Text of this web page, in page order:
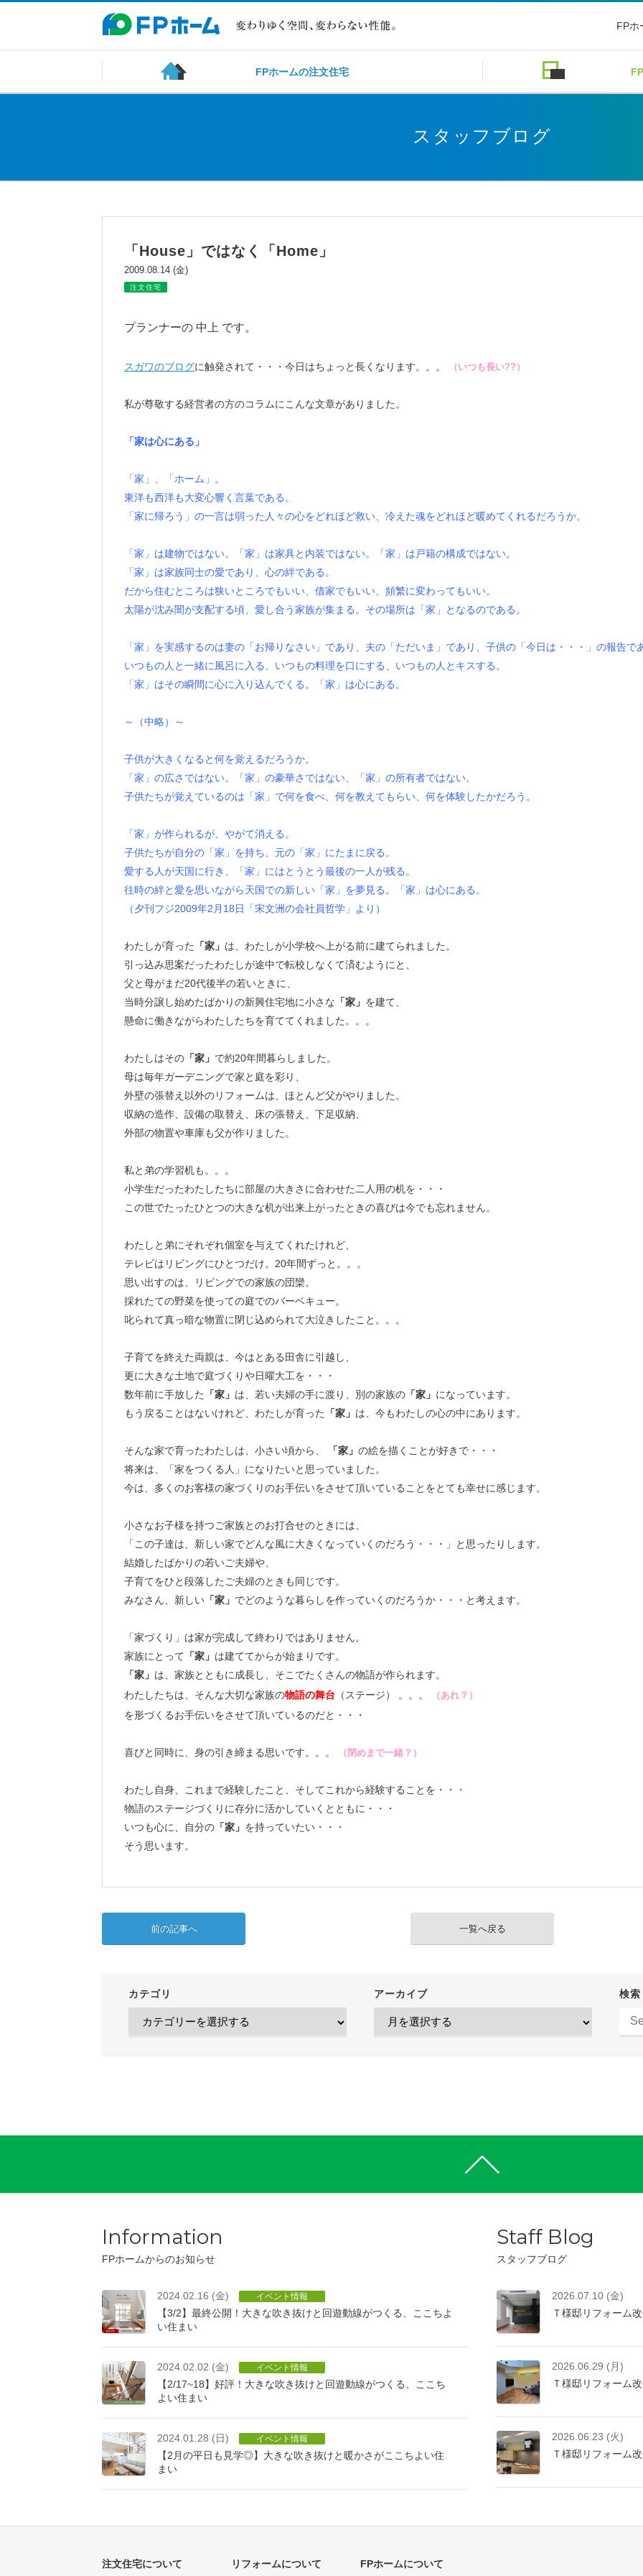
FPホ
FPホームの注文住宅
スタッフブログ
「House」ではなく「Home」
2009.08.14 (金)
注文住宅
プランナーの 中上 です。
スガワのブログに触発されて・・・今日はちょっと長くなります。。。 （いつも長い??）
私が尊敬する経営者の方のコラムにこんな文章がありました。
「家は心にある」
「家」、「ホーム」。
東洋も西洋も大変心響く言葉である。
「家に帰ろう」の一言は弱った人々の心をどれほど救い、冷えた魂をどれほど暖めてくれるだろうか。
「家」は建物ではない。「家」は家具と内装ではない。「家」は戸籍の構成ではない。
「家」は家族同士の愛であり、心の絆である。
だから住むところは狭いところでもいい、借家でもいい、頻繁に変わってもいい。
太陽が沈み闇が支配する頃、愛し合う家族が集まる。その場所は「家」となるのである。
「家」を実感するのは妻の「お帰りなさい」であり、夫の「ただいま」であり、子供の「今日は・・・」の報告で
いつもの人と一緒に風呂に入る、いつもの料理を口にする、いつもの人とキスする。
「家」はその瞬間に心に入り込んでくる。「家」は心にある。
～（中略）～
子供が大きくなると何を覚えるだろうか。
「家」の広さではない。「家」の豪華さではない、「家」の所有者ではない。
子供たちが覚えているのは「家」で何を食べ、何を教えてもらい、何を体験したかだろう。
「家」が作られるが、やがて消える。
子供たちが自分の「家」を持ち、元の「家」にたまに戻る。
愛する人が天国に行き、「家」にはとうとう最後の一人が残る。
往時の絆と愛を思いながら天国での新しい「家」を夢見る。「家」は心にある。
（夕刊フジ2009年2月18日「宋文洲の会社員哲学」より）
わたしが育った 「家」 は、わたしが小学校へ上がる前に建てられました。
引っ込み思案だったわたしが途中で転校しなくて済むようにと、
父と母がまだ20代後半の若いときに、
当時分譲し始めたばかりの新興住宅地に小さな 「家」 を建て、
懸命に働きながらわたしたちを育ててくれました。。。
わたしはその 「家」 で約20年間暮らしました。
母は毎年ガーデニングで家と庭を彩り、
外壁の張替え以外のリフォームは、ほとんど父がやりました。
収納の造作、設備の取替え、床の張替え、下足収納、
外部の物置や車庫も父が作りました。
私と弟の学習机も。。。
小学生だったわたしたちに部屋の大きさに合わせた二人用の机を・・・
この世でたったひとつの大きな机が出来上がったときの喜びは今でも忘れません。
わたしと弟にそれぞれ個室を与えてくれたけれど、
テレビはリビングにひとつだけ。20年間ずっと。。。
思い出すのは、リビングでの家族の団欒。
採れたての野菜を使っての庭でのバーベキュー。
叱られて真っ暗な物置に閉じ込められて大泣きしたこと。。。
子育てを終えた両親は、今はとある田舎に引越し、
更に大きな土地で庭づくりや日曜大工を・・・
数年前に手放した
「家」 は、若い夫婦の手に渡り、別の家族の 「家」 になっています。
もう戻ることはないけれど、わたしが育った
「家」 は、今もわたしの心の中にあります。
そんな家で育ったわたしは、小さい頃から、 「家」 の絵を描くことが好きで・・・
将来は、「家をつくる人」になりたいと思っていました。
今は、多くのお客様の家づくりのお手伝いをさせて頂いていることをとても幸せに感じます。
小さなお子様を持つご家族とのお打合せのときには、
「この子達は、新しい家でどんな風に大きくなっていくのだろう・・・」と思ったりします。
結婚したばかりの若いご夫婦や、
子育てをひと段落したご夫婦のときも同じです。
みなさん、新しい 「家」 でどのような暮らしを作っていくのだろうか・・・と考えます。
「家づくり」は家が完成して終わりではありません。
家族にとって 「家」 は建ててからが始まりです。
「家」 は、家族とともに成長し、そこでたくさんの物語が作られます。
わたしたちは、そんな大切な家族の物語の舞台 （ステージ） 。。。 （あれ？）
を形づくるお手伝いをさせて頂いているのだと・・・
喜びと同時に、身の引き締まる思いです。。。 （閉めまで一緒？）
わたし自身、これまで経験したこと、そしてこれから経験することを・・・
物語のステージづくりに存分に活かしていくとともに・・・
いつも心に、自分の 「家」 を持っていたい・・・
そう思います。
前の記事へ 一覧へ戻る
カテゴリ アーカイブ 検索
Information
FPホームからのお知らせ
2024.02.16 (金) イベント情報
【3/2】最終公開！大きな吹き抜けと回遊動線がつくる、ここちよ
い住まい
2024.02.02 (金) イベント情報
【2/17~18】好評！大きな吹き抜けと回遊動線がつくる、ここち
よい住まい
2024.01.28 (日) イベント情報
【2月の平日も見学◎】大きな吹き抜けと暖かさがここちよい住
まい
Staff Blog
スタッフブログ
2026.07.10 (金)
Ｔ様邸リフォーム
2026.06.29 (月)
Ｔ様邸リフォーム
2026.06.23 (火)
Ｔ様邸リフォーム
注文住宅について リフォームについて FPホームについて